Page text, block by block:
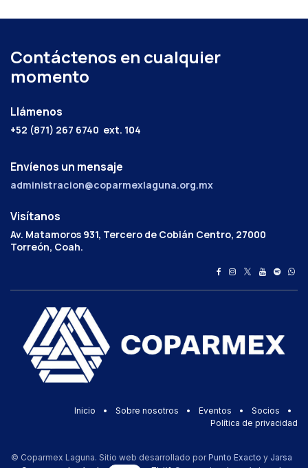
Contáctenos en cualquier
momento
Llámenos
+52 (871) 267 6740 ext. 104
Envíenos un mensaje
administracion@coparmexlaguna.org.mx
Visítanos
Av. Matamoros 931, Tercero de Cobián Centro, 27000
Torreón, Coah.
Inicio • Sobre nosotros • Eventos • Socios
•
Política de privacidad
© Coparmex Laguna. Sitio web desarrollado por Punto Exacto y Jarsa